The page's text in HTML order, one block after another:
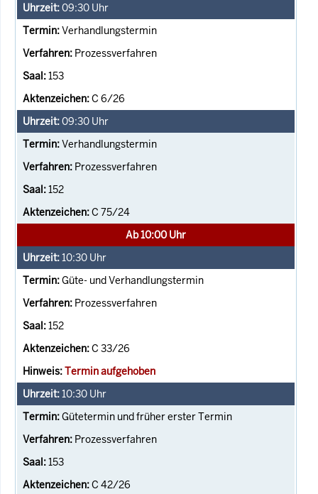
09:30 Uhr
Verhandlungstermin
Prozessverfahren
153
C 6/26
09:30 Uhr
Verhandlungstermin
Prozessverfahren
152
C 75/24
Ab 10:00 Uhr
10:30 Uhr
Güte- und Verhandlungstermin
Prozessverfahren
152
C 33/26
Termin aufgehoben
10:30 Uhr
Gütetermin und früher erster Termin
Prozessverfahren
153
C 42/26